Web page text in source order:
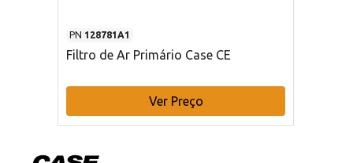
PN 128781A1
Filtro de Ar Primário Case CE
Ver Preço